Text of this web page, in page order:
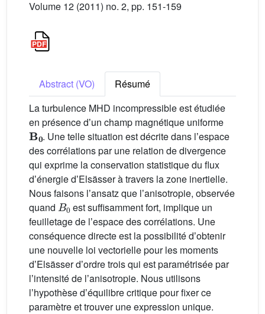
Volume 12 (2011) no. 2, pp. 151-159
Abstract (VO)
Résumé
La turbulence MHD incompressible est étudiée
en présence dʼun champ magnétique uniforme
B0
. Une telle situation est décrite dans lʼespace
des corrélations par une relation de divergence
qui exprime la conservation statistique du flux
dʼénergie dʼElsässer à travers la zone inertielle.
Nous faisons lʼansatz que lʼanisotropie, observée
quand
B0
est suffisamment fort, implique un
feuilletage de lʼespace des corrélations. Une
conséquence directe est la possibilité dʼobtenir
une nouvelle loi vectorielle pour les moments
dʼElsässer dʼordre trois qui est paramétrisée par
lʼintensité de lʼanisotropie. Nous utilisons
lʼhypothèse dʼéquilibre critique pour fixer ce
paramètre et trouver une expression unique.